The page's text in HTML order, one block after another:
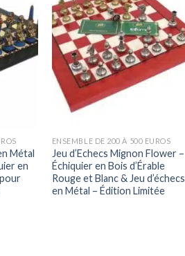
Métal
en
ENSEMBLE DE 200 À 500 EUROS
Jeu d’Echecs Mignon Flower –
Échiquier en Bois d’Érable
Rouge et Blanc & Jeu d’échecs
en Métal – Édition Limitée